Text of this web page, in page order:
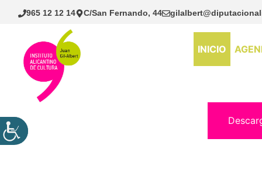
Saltar
965 12 12 14 C/San Fernando, 44
INICIO